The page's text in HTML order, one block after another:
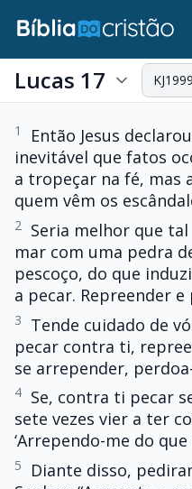
Lucas 17 KJ1999
1
Então Jesus
inevitável que fatos
a tropeçar na fé, mas
quem vêm os
2
Seria melhor que
mar com uma pedra
pescoço, do que
a pecar. Repreender
3
Tende cuidado de
pecar contra ti,
se arrepender,
4 Se, contra ti pecar
sete vezes vier a ter
‘Arrependo-me do que
5
Diante disso,